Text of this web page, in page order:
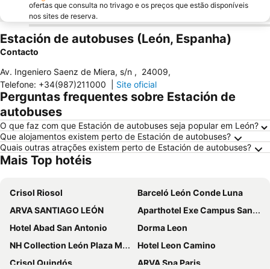
ofertas que consulta no trivago e os preços que estão disponíveis
nos sites de reserva.
Estación de autobuses (León, Espanha)
Contacto
Av. Ingeniero Saenz de Miera, s/n , 24009,
Telefone: +34(987)211000 Site oficial
Perguntas frequentes sobre Estación de
autobuses
O que faz com que Estación de autobuses seja popular em León?
Que alojamentos existem perto de Estación de autobuses?
Quais outras atrações existem perto de Estación de autobuses?
Mais Top hotéis
Crisol Riosol
Barceló León Conde Luna
ARVA SANTIAGO LEÓN
Aparthotel Exe Campus San Mamés
Hotel Abad San Antonio
Dorma Leon
NH Collection León Plaza Mayor
Hotel Leon Camino
Crisol Quindós
ARVA Spa Paris